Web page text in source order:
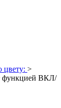
цвету: >
функцией ВКЛ/